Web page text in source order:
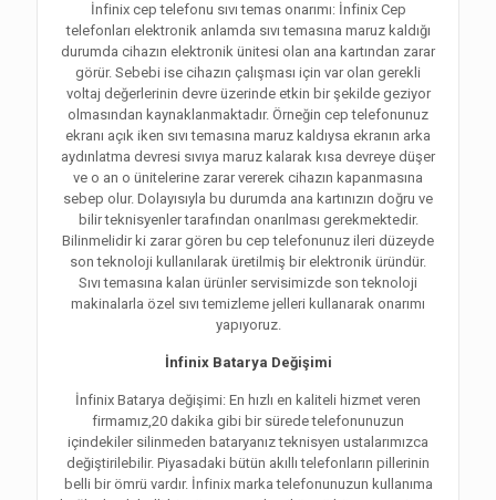
İnfinix cep telefonu sıvı temas onarımı: İnfinix Cep
telefonları elektronik anlamda sıvı temasına maruz kaldığı
durumda cihazın elektronik ünitesi olan ana kartından zarar
görür. Sebebi ise cihazın çalışması için var olan gerekli
voltaj değerlerinin devre üzerinde etkin bir şekilde geziyor
olmasından kaynaklanmaktadır. Örneğin cep telefonunuz
ekranı açık iken sıvı temasına maruz kaldıysa ekranın arka
aydınlatma devresi sıvıya maruz kalarak kısa devreye düşer
ve o an o ünitelerine zarar vererek cihazın kapanmasına
sebep olur. Dolayısıyla bu durumda ana kartınızın doğru ve
bilir teknisyenler tarafından onarılması gerekmektedir.
Bilinmelidir ki zarar gören bu cep telefonunuz ileri düzeyde
son teknoloji kullanılarak üretilmiş bir elektronik üründür.
Sıvı temasına kalan ürünler servisimizde son teknoloji
makinalarla özel sıvı temizleme jelleri kullanarak onarımı
yapıyoruz.
İnfinix Batarya Değişimi
İnfinix Batarya değişimi: En hızlı en kaliteli hizmet veren
firmamız,20 dakika gibi bir sürede telefonunuzun
içindekiler silinmeden bataryanız teknisyen ustalarımızca
değiştirilebilir. Piyasadaki bütün akıllı telefonların pillerinin
belli bir ömrü vardır. İnfinix marka telefonunuzun kullanıma